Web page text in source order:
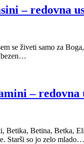
– redovna
se živeti samo za
–
Betina, Betka,
Starši so jo zelo mlado…